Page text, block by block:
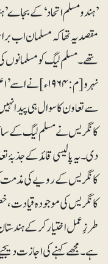
’ہندومسلم اتحاد‘ کے بجاے
مقصد یہ تھا کہ مسلمان اب
تھے۔ مسلم لیگ کو
نہرو [م: ۱۹۶۴ء]
کانگریس نے مسلم لیگ کے
دی۔ یہ پالیسی قائد کے
کانگریس کے رویے کی
کانگریس کی موجودہ قیادت،
طرزِعمل اختیار کر کے
ہے۔ مجھے کہنے کی اجازت دیجیے